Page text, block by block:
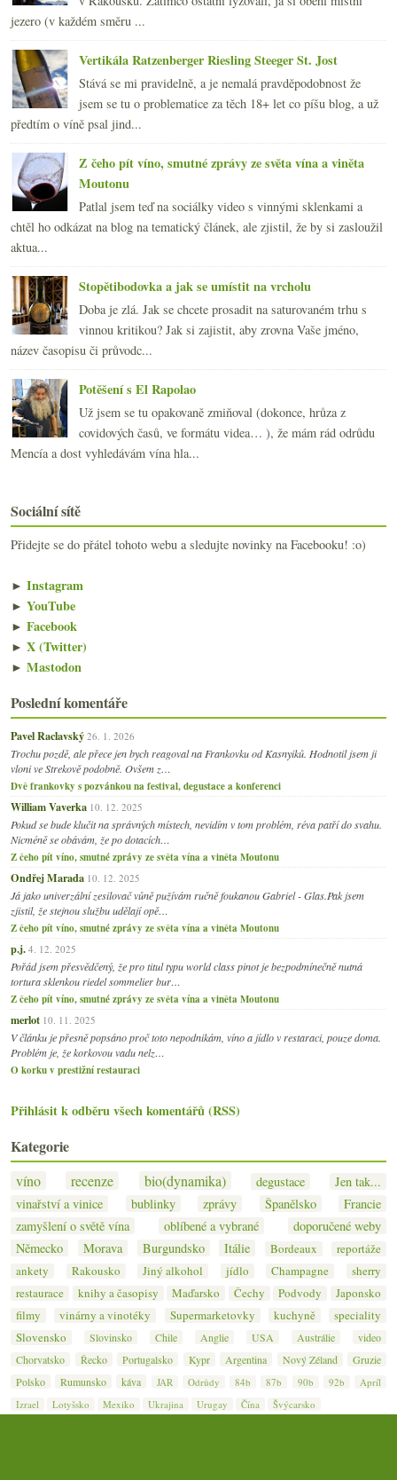
jezero (v každém směru ...
Vertikála Ratzenberger Riesling Steeger St. Jost
Stává se mi pravidelně, a je nemalá pravděpodobnost že
jsem se tu o problematice za těch 18+ let co píšu blog, a už
předtím o víně psal jind...
Z čeho pít víno, smutné zprávy ze světa vína a viněta
Moutonu
Patlal jsem teď na sociálky video s vinnými sklenkami a
chtěl ho odkázat na blog na tematický článek, ale zjistil, že by si zasloužil
aktua...
Stopětibodovka a jak se umístit na vrcholu
Doba je zlá. Jak se chcete prosadit na saturovaném trhu s
vinnou kritikou? Jak si zajistit, aby zrovna Vaše jméno,
název časopisu či průvodc...
Potěšení s El Rapolao
Už jsem se tu opakovaně zmiňoval (dokonce, hrůza z
covidových časů, ve formátu videa… ), že mám rád odrůdu
Mencía a dost vyhledávám vína hla...
Sociální sítě
Přidejte se do přátel tohoto webu a sledujte novinky na Facebooku! :o)
► Instagram
► YouTube
► Facebook
► X (Twitter)
► Mastodon
Poslední komentáře
Pavel Raclavský 26. 1. 2026
Trochu pozdě, ale přece jen bych reagoval na Frankovku od Kasnyiků. Hodnotil jsem ji
vloni ve Strekově podobně. Ovšem z…
Dvě frankovky s pozvánkou na festival, degustace a konferenci
William Vaverka 10. 12. 2025
Pokud se bude klučit na správných místech, nevidím v tom problém, réva patří do svahu.
Nicméně se obávám, že po dotacích…
Z čeho pít víno, smutné zprávy ze světa vína a viněta Moutonu
Ondřej Marada 10. 12. 2025
Já jako univerzální zesilovač vůně pužívám ručně foukanou Gabriel - Glas.Pak jsem
zjistil, že stejnou službu udělají opě…
Z čeho pít víno, smutné zprávy ze světa vína a viněta Moutonu
p.j. 4. 12. 2025
Pořád jsem přesvědčený, že pro titul typu world class pinot je bezpodmínečně nutná
tortura sklenkou riedel sommelier bur…
Z čeho pít víno, smutné zprávy ze světa vína a viněta Moutonu
merlot 10. 11. 2025
V článku je přesně popsáno proč toto nepodnikám, víno a jídlo v restaraci, pouze doma.
Problém je, že korkovou vadu nelz…
O korku v prestižní restauraci
Přihlásit k odběru všech komentářů (RSS)
Kategorie
víno recenze bio(dynamika) degustace
Jen tak...
vinařství a vinice
bublinky zprávy Španělsko
Francie
zamyšlení o světě vína
oblíbené a vybrané
doporučené weby
Německo
Morava Burgundsko Itálie Bordeaux
reportáže
ankety
Rakousko Jiný alkohol jídlo Champagne
sherry
restaurace
knihy a časopisy Maďarsko Čechy Podvody
Japonsko
filmy
vinárny a vinotéky Supermarketovky kuchyně
speciality
Slovensko
Slovinsko Chile Anglie USA Austrálie
video
Chorvatsko
Řecko Portugalsko Kypr Argentina Nový Zéland
Gruzie
Polsko
Rumunsko káva JAR Odrůdy 84b 87b 90b 92b
Apríl
Izrael
Lotyšsko Mexiko Ukrajina Urugay Čína Švýcarsko